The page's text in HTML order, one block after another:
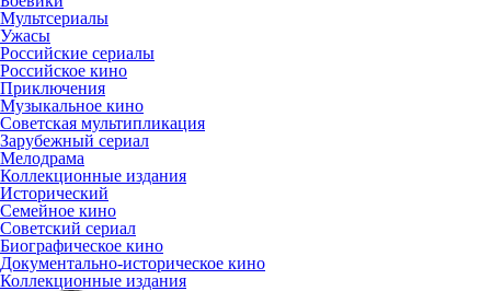
Мультсериалы
Ужасы
Российские сериалы
Российское кино
Приключения
Музыкальное кино
Советская мультипликация
Зарубежный сериал
Мелодрама
Коллекционные издания
Исторический
Семейное кино
Советский сериал
Биографическое кино
Документально-историческое кино
Коллекционные издания